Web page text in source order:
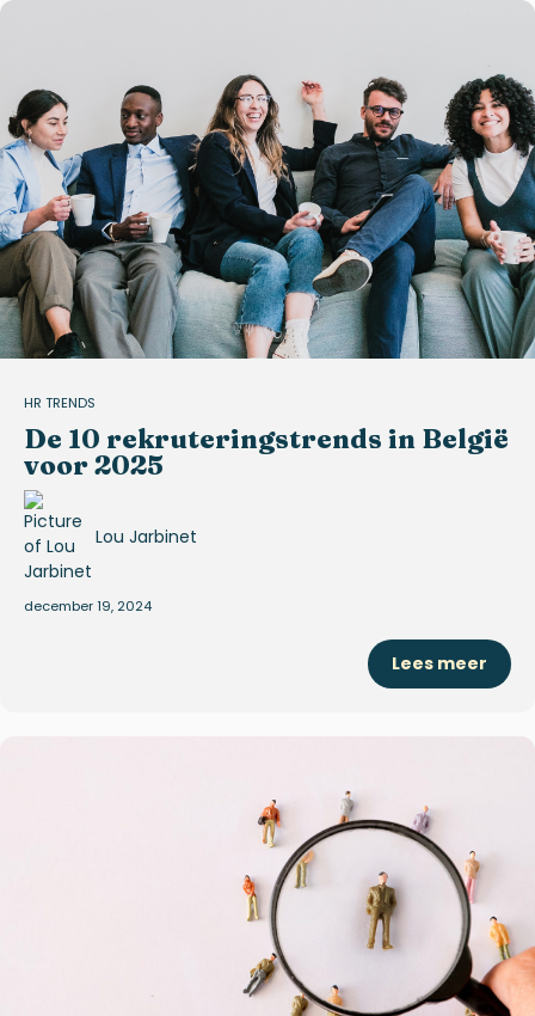
HR TRENDS
De 10 rekruteringstrends in België
voor 2025
Lou Jarbinet
december 19, 2024
Lees meer